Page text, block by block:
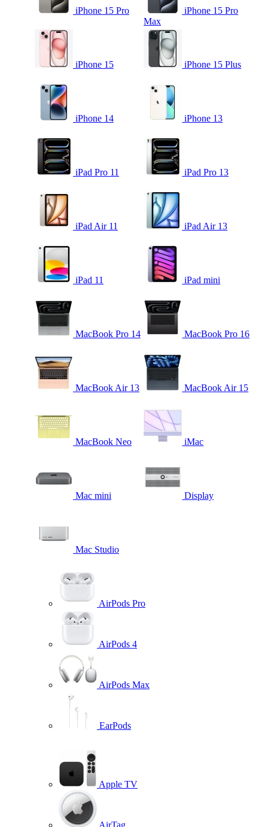
iPhone 15 Pro
iPhone 15 Pro
Max
iPhone 15 iPhone 15 Plus
iPhone 14 iPhone 13
iPad Pro 11 iPad Pro 13
iPad Air 11 iPad Air 13
iPad 11 iPad mini
MacBook Pro 14 MacBook Pro 16
MacBook Air 13 MacBook Air 15
MacBook Neo iMac
Mac mini Display
Mac Studio
AirPods Pro
AirPods 4
AirPods Max
EarPods
Apple TV